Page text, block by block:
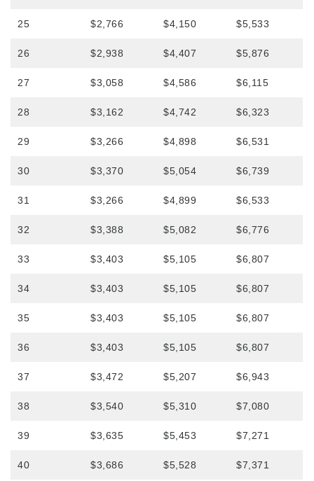
25 $2,766 $4,150 $5,533
26 $2,938 $4,407 $5,876
27 $3,058 $4,586 $6,115
28 $3,162 $4,742 $6,323
29 $3,266 $4,898 $6,531
30 $3,370 $5,054 $6,739
31 $3,266 $4,899 $6,533
32 $3,388 $5,082 $6,776
33 $3,403 $5,105 $6,807
34 $3,403 $5,105 $6,807
35 $3,403 $5,105 $6,807
36 $3,403 $5,105 $6,807
37 $3,472 $5,207 $6,943
38 $3,540 $5,310 $7,080
39 $3,635 $5,453 $7,271
40 $3,686 $5,528 $7,371